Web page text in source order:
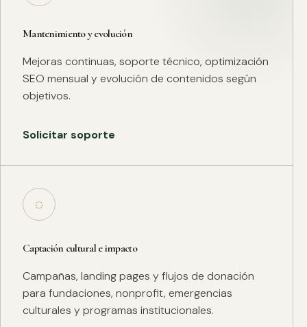
Mantenimiento y evolución
Mejoras continuas, soporte técnico, optimización
SEO mensual y evolución de contenidos según
objetivos.
Solicitar soporte
◌
Captación cultural e impacto
Campañas, landing pages y flujos de donación
para fundaciones, nonprofit, emergencias
culturales y programas institucionales.